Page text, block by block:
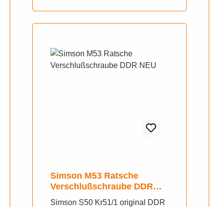
Simson M53 Ratsche
Verschlußschraube DDR
NEU
Simson S50 Kr51/1 original DDR